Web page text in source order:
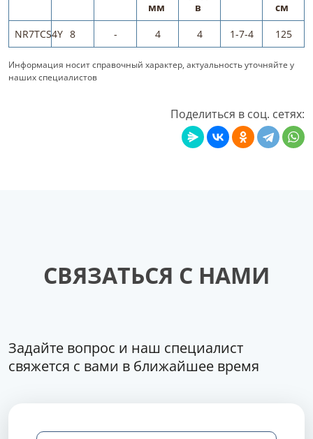
мм
в
см
NR7TCS4Y 8 - 4 4 1-7-4 125
Информация носит справочный характер, актуальность уточняйте у
наших специалистов
Поделиться в соц. сетях:
СВЯЗАТЬСЯ С НАМИ
Задайте вопрос и наш специалист
свяжется с вами в ближайшее время